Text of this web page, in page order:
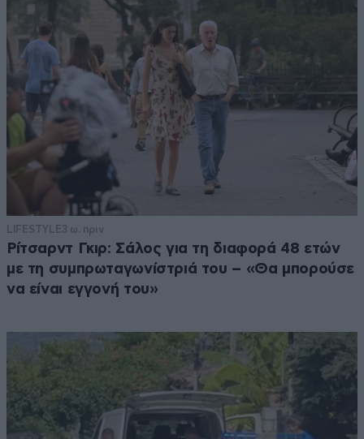
LIFESTYLE3 ω. πριν
Ρίτσαρντ Γκιρ: Σάλος για τη διαφορά 48 ετών
με τη συμπρωταγωνίστριά του – «Θα μπορούσε
να είναι εγγονή του»